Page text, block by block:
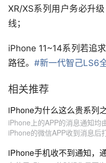
XR/XS系列用户务必升
线；
iPhone 11~14系列若追
路径。 #新一代智己LS6
相关推荐
iPhone为什么这么贵系
iPhone上的APP的消息通知均
iPhone的微信APP收到消息后
iPhone手机收不到通知，